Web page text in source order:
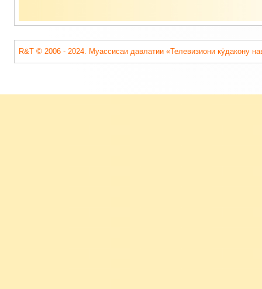
R&T © 2006 - 2024. Муассисаи давлатии «Телевизиони кӯдакону